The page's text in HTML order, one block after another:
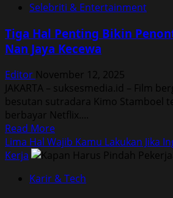
Hal
Kamu
Perhatikan
Makan
di
Angkringan
Selebriti & Entertainment
Tiga Hal Penting Bikin
Nan Jaya Kecewa
Editor November 12, 2025
JAKARTA – suksesmedia.id – Film
besutan sutradara Kimo Stamboel
berbayar Netflix....
Read MoreRead
more
about
Hal
Lima Hal Wajib Kamu Lakukan Jika
Kerja
Karir & Tech